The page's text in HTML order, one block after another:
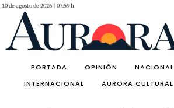
10 de agosto de 2026 | 07:59 h
PORTADA OPINIÓN NACIONAL
INTERNACIONAL
AURORA CULTURAL